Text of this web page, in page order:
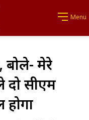
Menu
बोले- मेरे
दो सीएम
होगा